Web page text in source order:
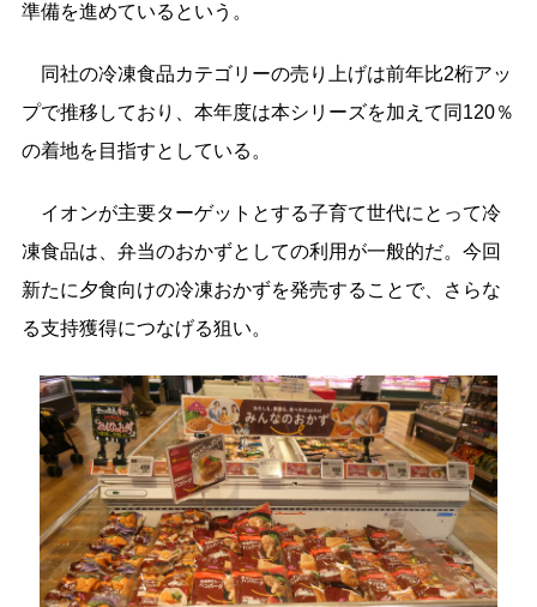
準備を進めているという。
同社の冷凍食品カテゴリーの売り上げは前年比2桁アッ
プで推移しており、本年度は本シリーズを加えて同120％
の着地を目指すとしている。
イオンが主要ターゲットとする子育て世代にとって冷
凍食品は、弁当のおかずとしての利用が一般的だ。今回
新たに夕食向けの冷凍おかずを発売することで、さらな
る支持獲得につなげる狙い。